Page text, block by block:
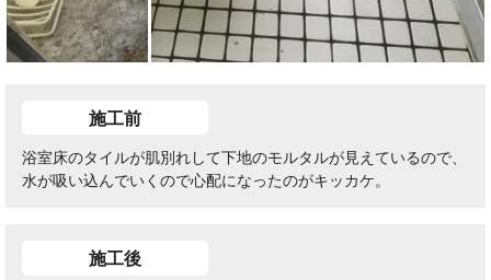
施工前
浴室床のタイルが肌別れして下地のモルタルが見えているので、
水が吸い込んでいくので心配になったのがキッカケ。
施工後